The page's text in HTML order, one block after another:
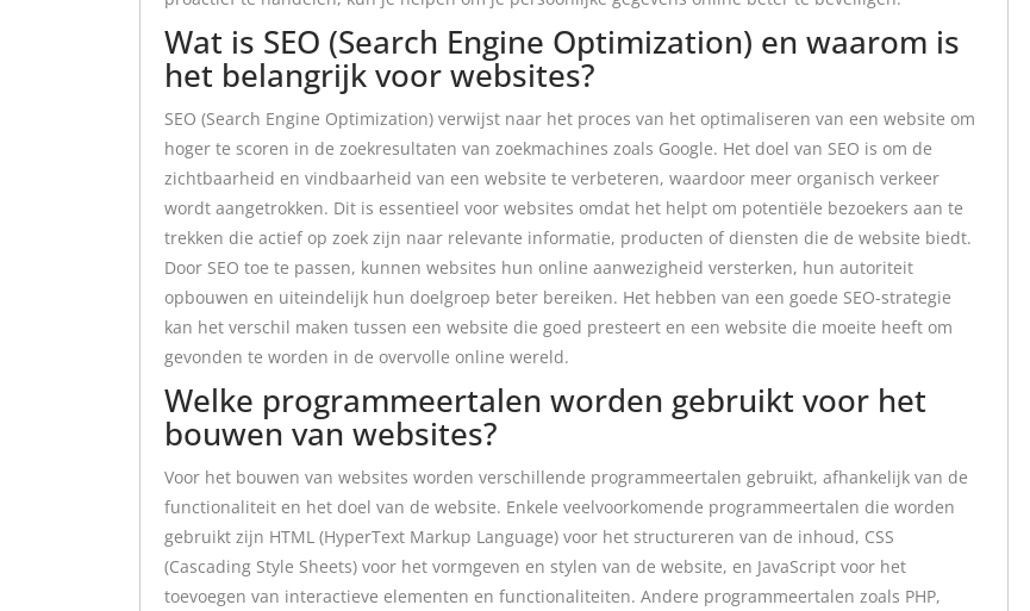
Wat is SEO (Search Engine Optimization) en waarom is
het belangrijk voor websites?
SEO (Search Engine Optimization) verwijst naar het proces van het optimaliseren van een website om
hoger te scoren in de zoekresultaten van zoekmachines zoals Google. Het doel van SEO is om de
zichtbaarheid en vindbaarheid van een website te verbeteren, waardoor meer organisch verkeer
wordt aangetrokken. Dit is essentieel voor websites omdat het helpt om potentiële bezoekers aan te
trekken die actief op zoek zijn naar relevante informatie, producten of diensten die de website biedt.
Door SEO toe te passen, kunnen websites hun online aanwezigheid versterken, hun autoriteit
opbouwen en uiteindelijk hun doelgroep beter bereiken. Het hebben van een goede SEO-strategie
kan het verschil maken tussen een website die goed presteert en een website die moeite heeft om
gevonden te worden in de overvolle online wereld.
Welke programmeertalen worden gebruikt voor het
bouwen van websites?
Voor het bouwen van websites worden verschillende programmeertalen gebruikt, afhankelijk van de
functionaliteit en het doel van de website. Enkele veelvoorkomende programmeertalen die worden
gebruikt zijn HTML (HyperText Markup Language) voor het structureren van de inhoud, CSS
(Cascading Style Sheets) voor het vormgeven en stylen van de website, en JavaScript voor het
toevoegen van interactieve elementen en functionaliteiten. Andere programmeertalen zoals PHP,